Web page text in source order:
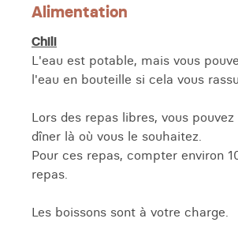
Alimentation
Chili
L'eau est potable, mais vous
l'eau en bouteille si cela vous
Lors des repas libres, vous pouvez
dîner là où vous le souhaitez.
Pour ces repas, compter environ
repas.
Les boissons sont à votre charge.